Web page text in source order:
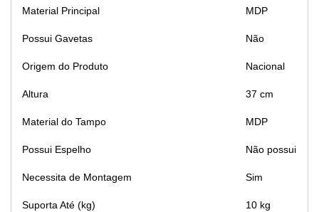
Material Principal MDP
Possui Gavetas Não
Origem do Produto Nacional
Altura 37 cm
Material do Tampo MDP
Possui Espelho Não possui
Necessita de Montagem Sim
Suporta Até (kg) 10 kg